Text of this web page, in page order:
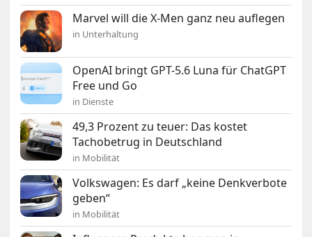
Marvel will die X-Men ganz neu auflegen
in Unterhaltung
OpenAI bringt GPT-5.6 Luna für ChatGPT
Free und Go
in Dienste
49,3 Prozent zu teuer: Das kostet
Tachobetrug in Deutschland
in Mobilität
Volkswagen: Es darf „keine Denkverbote
geben“
in Mobilität